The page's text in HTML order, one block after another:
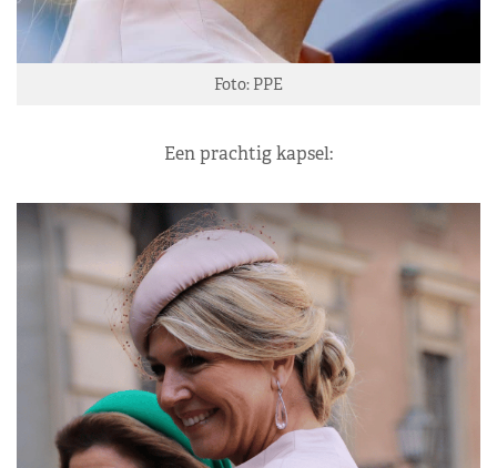
Foto: PPE
Een prachtig kapsel: